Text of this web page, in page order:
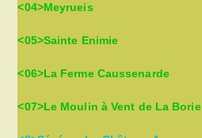
<04>Meyrueis
<05>Sainte Enimie
<06>La Ferme Caussenarde
<07>Le Moulin à Vent de La Borie